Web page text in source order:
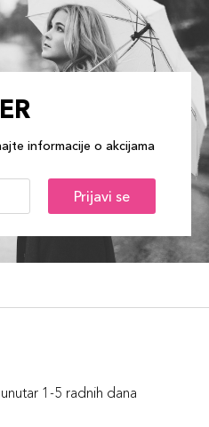
informacije o akcijama
Prijavi se
1-5 radnih dana